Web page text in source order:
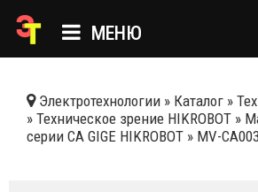
МЕНЮ
КАТАЛОГ
Электротехнологии » Каталог »
» Техническое зрение HIKROBOT »
серии CA GIGE HIKROBOT » MV-